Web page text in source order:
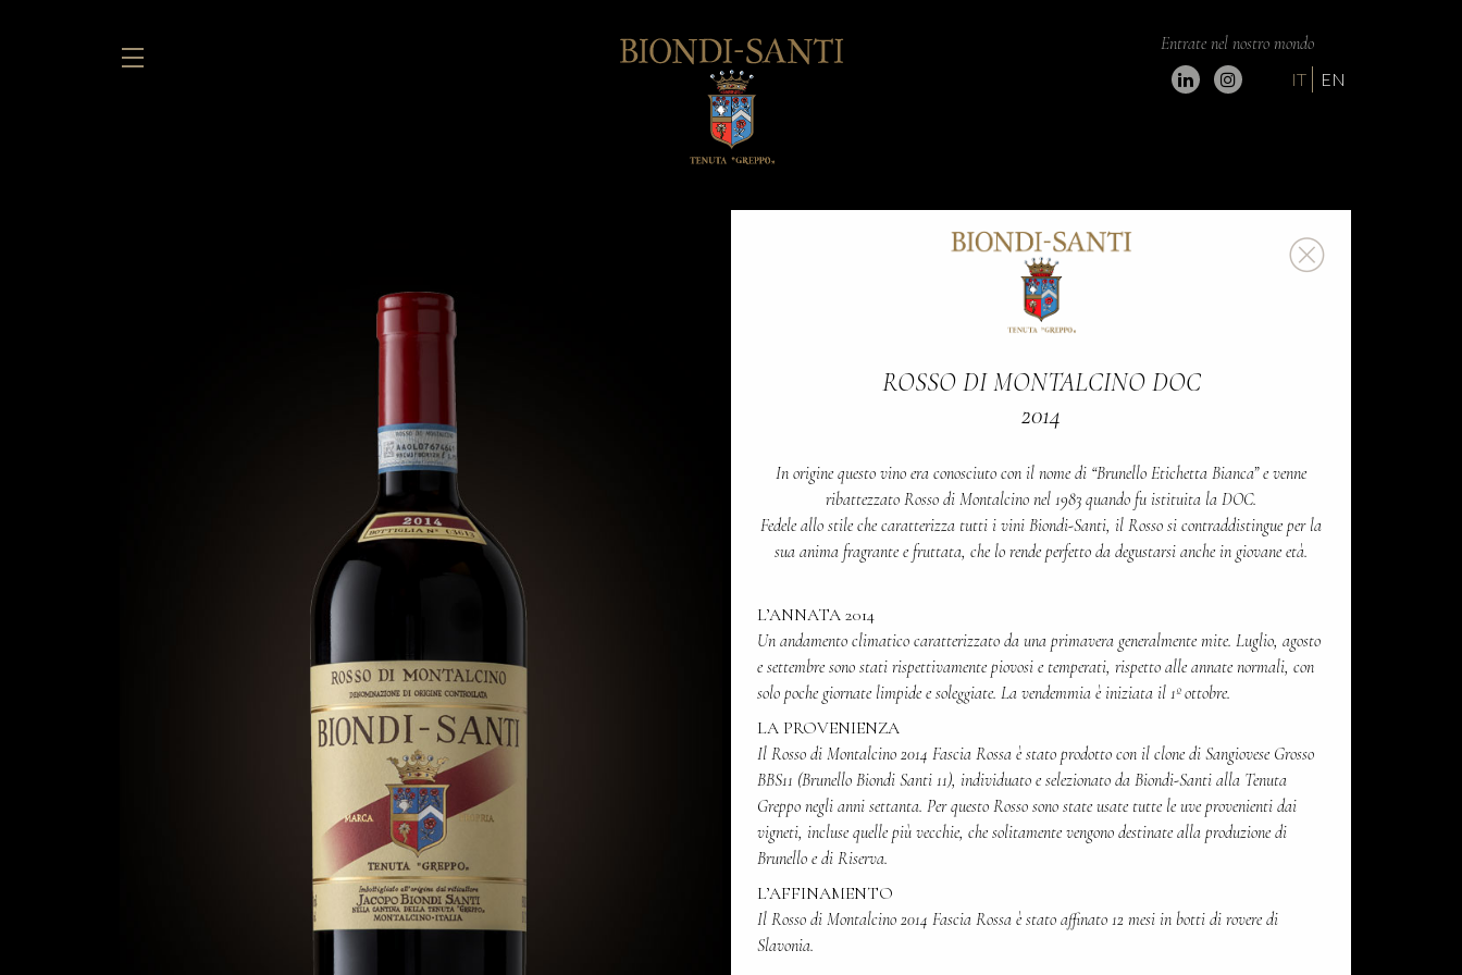
Entrate nel nostro mondo
IT EN
ROSSO DI MONTALCINO DOC
2014
In origine questo vino era conosciuto con il nome di “Brunello Etichetta Bianca” e venne
ribattezzato Rosso di Montalcino nel 1983 quando fu istituita la DOC.
Fedele allo stile che caratterizza tutti i vini Biondi-Santi, il Rosso si contraddistingue per la
sua anima fragrante e fruttata, che lo rende perfetto da degustarsi anche in giovane età.
L’ANNATA 2014
Un andamento climatico caratterizzato da una primavera generalmente mite. Luglio, agosto
e settembre sono stati rispettivamente piovosi e temperati, rispetto alle annate normali, con
solo poche giornate limpide e soleggiate. La vendemmia è iniziata il 1º ottobre.
LA PROVENIENZA
Il Rosso di Montalcino 2014 Fascia Rossa è stato prodotto con il clone di Sangiovese Grosso
BBS11 (Brunello Biondi Santi 11), individuato e selezionato da Biondi-Santi alla Tenuta
Greppo negli anni settanta. Per questo Rosso sono state usate tutte le uve provenienti dai
vigneti, incluse quelle più vecchie, che solitamente vengono destinate alla produzione di
Brunello e di Riserva.
L’AFFINAMENTO
Il Rosso di Montalcino 2014 Fascia Rossa è stato affinato 12 mesi in botti di rovere di
Slavonia.